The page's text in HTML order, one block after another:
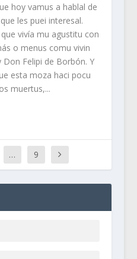
hoy vamus a hablal de
les puei interesal.
vivía mu agustitu con
o menus comu vivin
Felipi de Borbón. Y
esta moza haci pocu
muertus,...
… 9